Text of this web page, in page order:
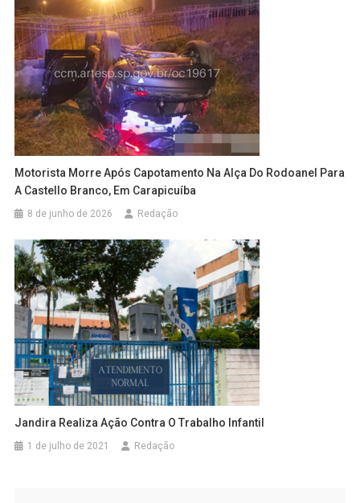
Motorista Morre Após Capotamento Na Alça Do Rodoanel Para
A Castello Branco, Em Carapicuíba
8 de junho de 2026 Redação
Jandira Realiza Ação Contra O Trabalho Infantil
1 de julho de 2021 Redação